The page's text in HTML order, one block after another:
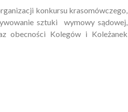
konkursu krasomówczego,
sztuki wymowy sądowej,
obecności Kolegów i Koleżanek